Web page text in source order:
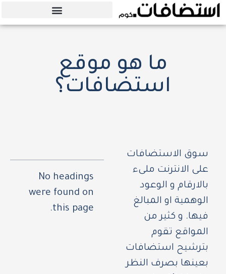
ما هو موقع
استضافات؟
سوق الاستضافات
على الانترنت ملىء
بالارقام و الوعود
الوهمية او المبالغ
فيها. و كثير من
المواقع تقوم
بترشيح استضافات
بعينها بصرف النظر
No headings
were found on
this page.